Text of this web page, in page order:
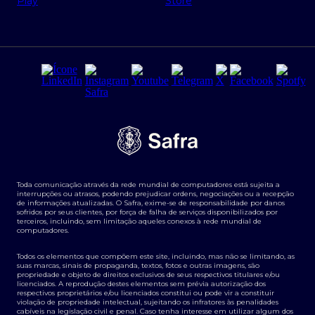
Regras e Parâmetros de Atuação Banco Safra
Segurança da Informação
Tarifas e serviços Pessoa Física
Transparência de remuneração
Termos e Condições para Portabilidade de Investimento
Derivativos
Agronegócios
Toda comunicação através da rede mundial de computadores está sujeita a
interrupções ou atrasos, podendo prejudicar ordens, negociações ou a recepção
de informações atualizadas. O Safra, exime-se de responsabilidade por danos
sofridos por seus clientes, por força de falha de serviços disponibilizados por
terceiros, incluindo, sem limitação aqueles conexos à rede mundial de
computadores.
Todos os elementos que compõem este site, incluindo, mas não se limitando, as
suas marcas, sinais de propaganda, textos, fotos e outras imagens, são
propriedade e objeto de direitos exclusivos de seus respectivos titulares e/ou
licenciados. A reprodução destes elementos sem prévia autorização dos
respectivos proprietários e/ou licenciados constitui ou pode vir a constituir
violação de propriedade intelectual, sujeitando os infratores às penalidades
cabíveis na legislação civil e penal. Caso tenha interesse em utilizar algum dos